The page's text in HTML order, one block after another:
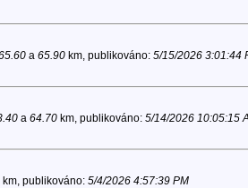
a 65.90km, publikováno: 5/15/2026 3:01:44
a 64.70km, publikováno: 5/14/2026 10:05:15
km, publikováno: 5/4/2026 4:57:39 PM